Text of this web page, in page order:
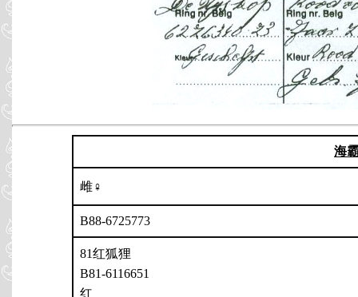
海
雌♀
B88-6725773
81红狐狸
B81-6116651
红